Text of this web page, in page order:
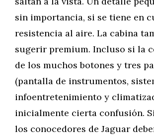
sin importancia, si se tiene en
resistencia al aire. La cabina
sugerir premium. Incluso si la
de los muchos botones y tres
(pantalla de instrumentos,
infoentretenimiento y
inicialmente cierta confusión.
los conocedores de Jaguar